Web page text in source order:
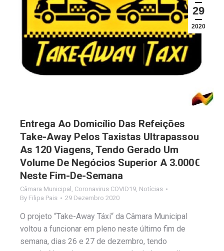
29
2020
Entrega Ao Domicílio Das Refeições
Take-Away Pelos Taxistas Ultrapassou
As 120 Viagens, Tendo Gerado Um
Volume De Negócios Superior A 3.000€
Neste Fim-De-Semana
Câmara Municipal , Coronavirus COVID19, Notícias
By Filipa Pais 29 Dezembro 2020
O projeto “Take-Away Táxi“ da Câmara Municipal
voltou a funcionar em pleno neste último fim de
semana, dias 26 e 27 de dezembro, tendo